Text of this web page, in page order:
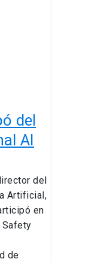
del
AI
del
Artificial,
en
de